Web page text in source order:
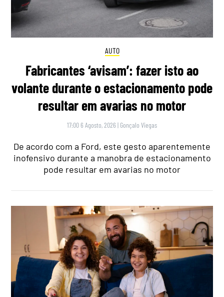
AUTO
Fabricantes ‘avisam’: fazer isto ao
volante durante o estacionamento pode
resultar em avarias no motor
17:00 6 Agosto, 2026 | Gonçalo Viegas
De acordo com a Ford, este gesto aparentemente
inofensivo durante a manobra de estacionamento
pode resultar em avarias no motor